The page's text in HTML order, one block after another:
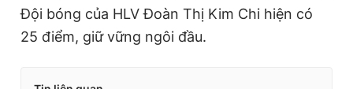
Đội bóng của HLV Đoàn Thị Kim Chi hiện có
25 điểm, giữ vững ngôi đầu.